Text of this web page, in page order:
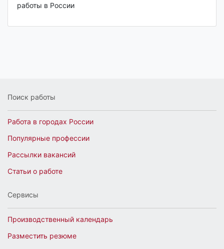
работы в России
Поиск работы
Работа в городах России
Популярные профессии
Рассылки вакансий
Статьи о работе
Сервисы
Производственный календарь
Разместить резюме